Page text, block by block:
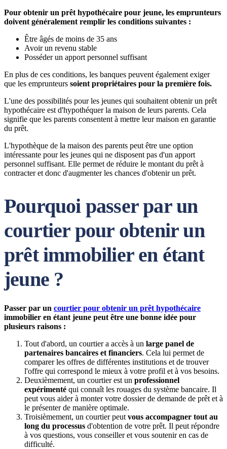
Pour obtenir un prêt hypothécaire pour jeune, les emprunteurs
doivent généralement remplir les conditions suivantes :
Être âgés de moins de 35 ans
Avoir un revenu stable
Posséder un apport personnel suffisant
En plus de ces conditions, les banques peuvent également exiger
que les emprunteurs soient propriétaires pour la première fois.
L'une des possibilités pour les jeunes qui souhaitent obtenir un prêt
hypothécaire est d'hypothéquer la maison de leurs parents. Cela
signifie que les parents consentent à mettre leur maison en garantie
du prêt.
L'hypothèque de la maison des parents peut être une option
intéressante pour les jeunes qui ne disposent pas d'un apport
personnel suffisant. Elle permet de réduire le montant du prêt à
contracter et donc d'augmenter les chances d'obtenir un prêt.
Pourquoi passer par un
courtier pour obtenir un
prêt immobilier en étant
jeune ?
Passer par un courtier pour obtenir un prêt hypothécaire
immobilier en étant jeune peut être une bonne idée pour
plusieurs raisons :
Tout d'abord, un courtier a accès à un large panel de
partenaires bancaires et financiers. Cela lui permet de
comparer les offres de différentes institutions et de trouver
l'offre qui correspond le mieux à votre profil et à vos besoins.
Deuxièmement, un courtier est un professionnel
expérimenté qui connaît les rouages du système bancaire. Il
peut vous aider à monter votre dossier de demande de prêt et à
le présenter de manière optimale.
Troisièmement, un courtier peut vous accompagner tout au
long du processus d'obtention de votre prêt. Il peut répondre
à vos questions, vous conseiller et vous soutenir en cas de
difficulté.